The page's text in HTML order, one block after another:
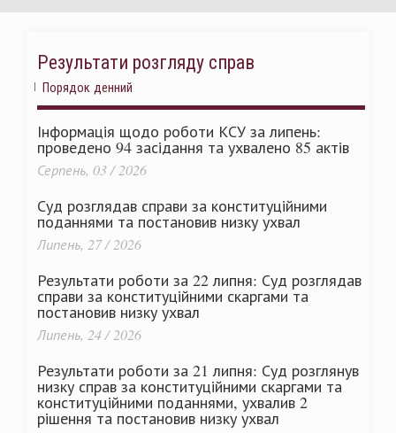
Результати розгляду справ
Порядок денний
Інформація щодо роботи КСУ за липень:
проведено 94 засідання та ухвалено 85 актів
Серпень, 03 / 2026
Суд розглядав справи за конституційними
поданнями та постановив низку ухвал
Липень, 27 / 2026
Результати роботи за 22 липня: Суд розглядав
справи за конституційними скаргами та
постановив низку ухвал
Липень, 24 / 2026
Результати роботи за 21 липня: Суд розглянув
низку справ за конституційними скаргами та
конституційними поданнями, ухвалив 2
рішення та постановив низку ухвал